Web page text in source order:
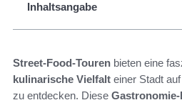
Inhaltsangabe
Street-Food-Touren bieten eine
kulinarische Vielfalt einer Stadt
zu entdecken. Diese